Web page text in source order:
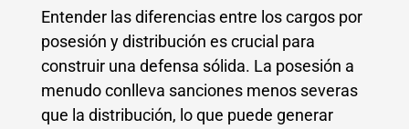
Entender las diferencias entre los cargos por
posesión y distribución es crucial para
construir una defensa sólida. La posesión a
menudo conlleva sanciones menos severas
que la distribución, lo que puede generar